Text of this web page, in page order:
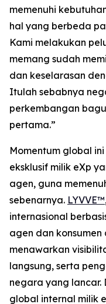
memenuhi
hal yang berbeda
Kami melakukan
memang sudah
dan keselarasan
Itulah sebabnya
perkembangan
pertama.”
Momentum global
eksklusif milik eXp
agen, guna
sebenarnya. LYVVE™
internasional
agen dan
menawarkan
langsung, serta
negara yang lancar.
global internal milik